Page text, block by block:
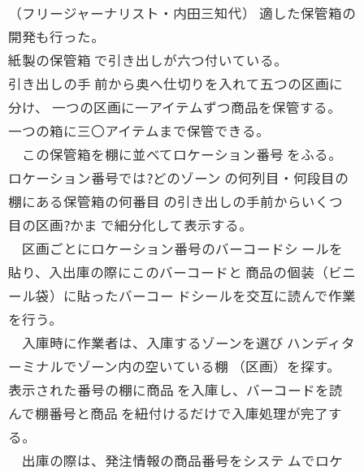
（フリージャーナリスト・内田三知代） 適した保管箱の
開発も行った。
紙製の保管箱 で引き出しが六つ付いている。
引き出しの手 前から奥へ仕切りを入れて五つの区画に
分け、 一つの区画に一アイテムずつ商品を保管する。
一つの箱に三〇アイテムまで保管できる。
この保管箱を棚に並べてロケーション番号 をふる。
ロケーション番号では?どのゾーン の何列目・何段目の
棚にある保管箱の何番目 の引き出しの手前からいくつ
目の区画?かま で細分化して表示する。
区画ごとにロケーション番号のバーコードシ ールを
貼り、入出庫の際にこのバーコードと 商品の個装（ビニ
ール袋）に貼ったバーコー ドシールを交互に読んで作業
を行う。
入庫時に作業者は、入庫するゾーンを選び ハンディタ
ーミナルでゾーン内の空いている棚 （区画）を探す。
表示された番号の棚に商品 を入庫し、バーコードを読
んで棚番号と商品 を紐付けるだけで入庫処理が完了す
る。
出庫の際は、発注情報の商品番号をシステ ムでロケ